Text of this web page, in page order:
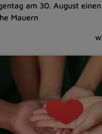
am 30. August
Mauern